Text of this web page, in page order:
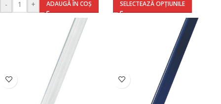
- + ADAUGĂ ÎN COȘ SELECTEAZĂ OPȚIUNILE